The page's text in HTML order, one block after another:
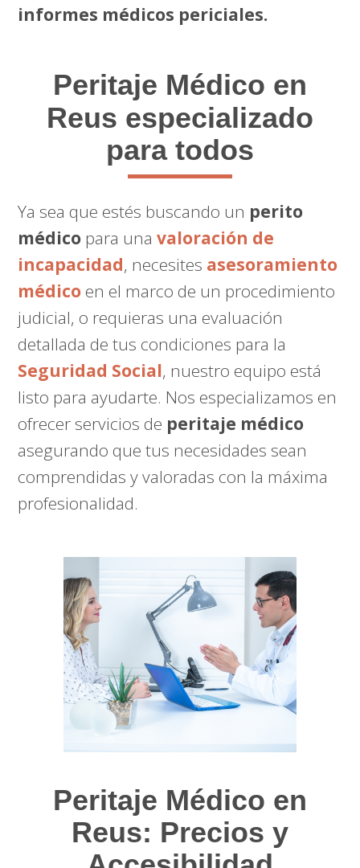
informes médicos periciales.
Peritaje Médico en
Reus especializado
para todos
Ya sea que estés buscando un perito
médico para unavaloración de
incapacidad, necesites asesoramiento
médico en el marco de un procedimiento
judicial, o requieras una evaluación
detallada de tus condiciones para la
Seguridad Social, nuestro equipo está
listo para ayudarte. Nos especializamos en
ofrecer servicios de peritaje médico
asegurando que tus necesidades sean
comprendidas y valoradas con la máxima
profesionalidad.
Peritaje Médico en
Reus: Precios y